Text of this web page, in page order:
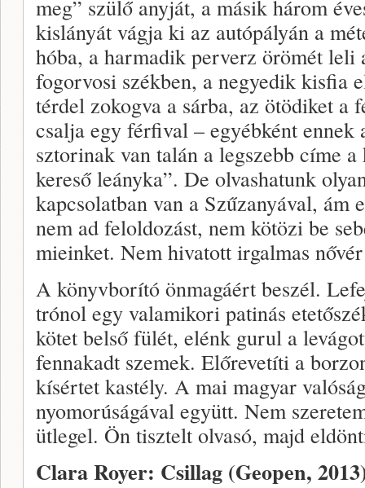
meg” szülő anyját, a másik három
kislányát vágja ki az autópályán a
hóba, a harmadik perverz örömét leli
fogorvosi székben, a negyedik kisfia
térdel zokogva a sárba, az ötödiket a
csalja egy férfival – egyébként ennek
sztorinak van talán a legszebb címe
kereső leányka”. De olvashatunk
kapcsolatban van a Szűzanyával, ám
nem ad feloldozást, nem kötözi be
mieinket. Nem hivatott irgalmas
A könyvborító önmagáért beszél.
trónol egy valamikori patinás
kötet belső fülét, elénk gurul a
fennakadt szemek. Előrevetíti a
kísértet kastély. A mai magyar
nyomorúságával együtt. Nem
ütlegel. Ön tisztelt olvasó, majd
Clara Royer: Csillag (Geopen,